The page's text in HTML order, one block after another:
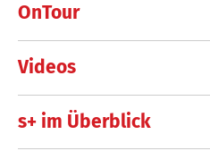
OnTour
Videos
s+ im Überblick